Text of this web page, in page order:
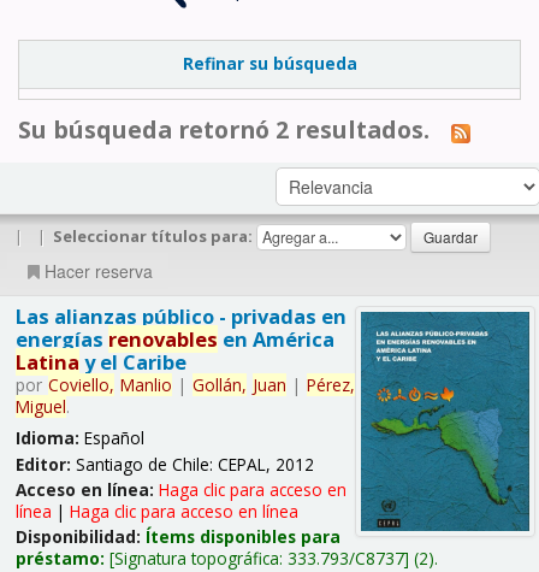
Refinar su búsqueda
Su búsqueda retornó 2 resultados.
| | Seleccionar títulos para:
Hacer reserva
Las alianzas público - privadas en
energías renovables en América
Latina y el Caribe
por Coviello, Manlio | Gollán, Juan | Pérez,
Miguel.
Idioma: Español
Editor: Santiago de Chile: CEPAL, 2012
Acceso en línea: Haga clic para acceso en
línea | Haga clic para acceso en línea
Disponibilidad: Ítems disponibles para
préstamo: Signatura topográfica: 333.793/C8737 (2).